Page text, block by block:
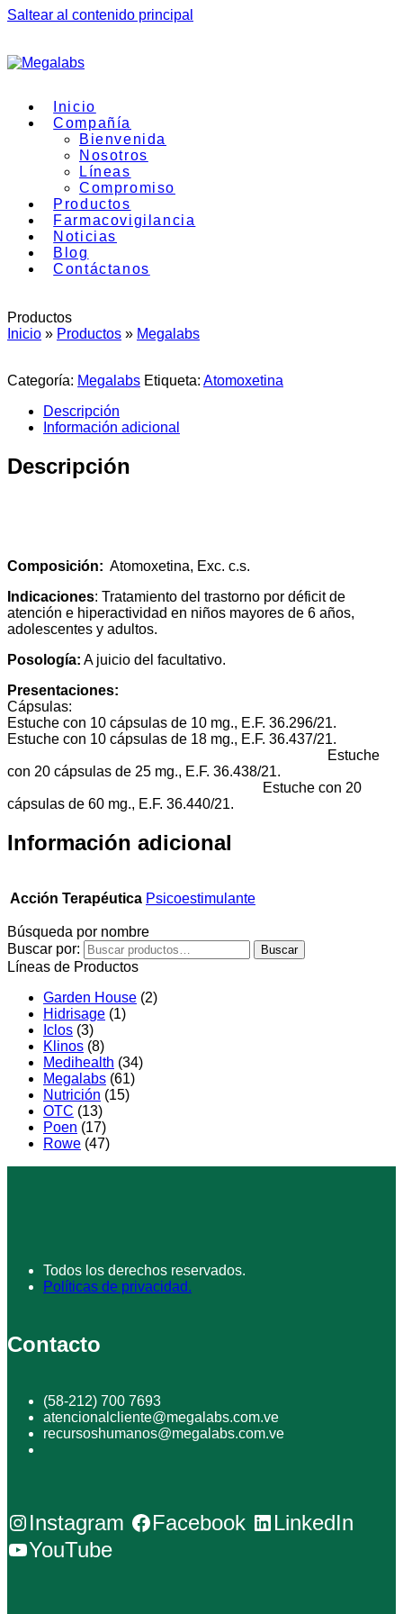
Saltear al contenido principal
Inicio
Compañía
Bienvenida
Nosotros
Líneas
Compromiso
Productos
Farmacovigilancia
Noticias
Blog
Contáctanos
Productos
Inicio » Productos » Megalabs
Categoría: Megalabs Etiqueta: Atomoxetina
Descripción
Información adicional
Descripción
Composición: Atomoxetina, Exc. c.s.
Indicaciones: Tratamiento del trastorno por déficit de
atención e hiperactividad en niños mayores de 6 años,
adolescentes y adultos.
Posología: A juicio del facultativo.
Presentaciones:
Cápsulas:
Estuche con 10 cápsulas de 10 mg., E.F. 36.296/21.
Estuche con 10 cápsulas de 18 mg., E.F. 36.437/21.
Estuche
con 20 cápsulas de 25 mg., E.F. 36.438/21.
Estuche con 20
cápsulas de 60 mg., E.F. 36.440/21.
Información adicional
Acción Terapéutica Psicoestimulante
Búsqueda por nombre
Buscar por:
Buscar
Líneas de Productos
Garden House (2)
Hidrisage (1)
Iclos (3)
Klinos (8)
Medihealth (34)
Megalabs (61)
Nutrición (15)
OTC (13)
Poen (17)
Rowe (47)
Todos los derechos reservados.
Políticas de privacidad.
Contacto
(58-212) 700 7693
atencionalcliente@megalabs.com.ve
recursoshumanos@megalabs.com.ve
Instagram Facebook
LinkedIn
YouTube